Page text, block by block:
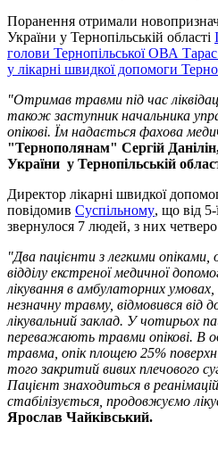
Поранення отримали
України у Тернопільській області
голови Тернопільської ОВА
у лікарні швидкої допомоги
"Отримав травми під час
також заступник начальника
опікові. Їм надається фахова
"Тернополянам" Сергій
України у Тернопільській
Директор лікарні швидкої
повідомив Суспільному, що від 5-
звернулося 7 людей, з них четверо
"Два пацієнти з легкими опіками,
відділу екстреної медичної
лікування в амбулаторних
незначну травму, відмовився від
лікувальний заклад. У чотирьох
переважають травми опікові. В
травма, опік площею 25%
того закритий вивих плечового
Пацієнт знаходиться в
стабілізується, продовжуємо
Ярослав Чайківський.